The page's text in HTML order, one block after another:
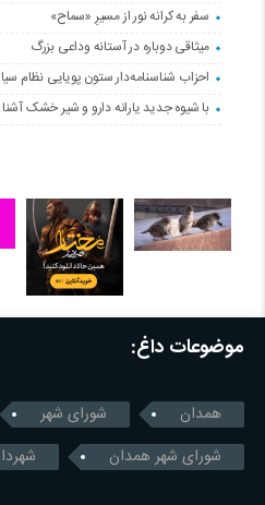
سفر به کرانه‌ نور از مسیرِ «سماح»
میثاقی دوباره در آستانه‌ وداعی بزرگ
احزاب شناسنامه‌دار ستون پویایی نظام
با شیوه جدید یارانه دارو و شیر خشک
موضوعات داغ:
همدان شورای شهر
شورای شهر همدان